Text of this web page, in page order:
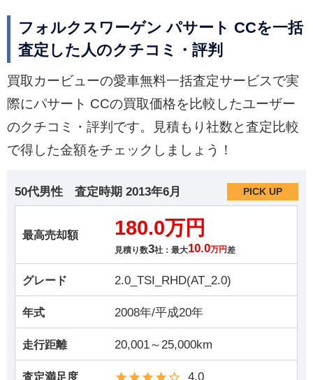
フォルクスワーゲン パサート CCを一括
査定した人のクチコミ・評判
買取カービューの愛車無料一括査定サービスで実
際にパサート CCの買取価格を比較したユーザー
のクチコミ・評判です。見積もり社数と査定比較
で得した金額をチェックしましょう！
50代男性 査定時期 2013年6月 PICK UP
最高売却額 180.0万円
見積り数3社：最大10.0万円 差
グレード 2.0_TSI_RHD(AT_2.0)
年式 2008年/平成20年
走行距離 20,001～25,000km
査定満足度 4.0